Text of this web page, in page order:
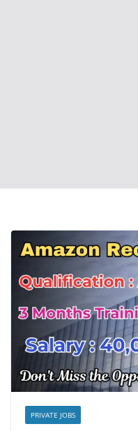
PRIVATE JOBS